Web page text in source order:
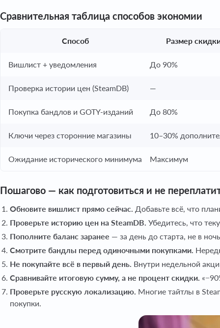
Сравнительная таблица способов экономии
Способ Размер
Вишлист + уведомления До 90%
Проверка истории цен (SteamDB) —
Покупка бандлов и GOTY-изданий До 80%
Ключи через сторонние магазины 10–30%
Ожидание исторического минимума Максимум
Пошагово — как подготовиться и не
Обновите вишлист прямо сейчас. Добавьте всё, что
Проверьте историю цен на SteamDB. Убедитесь, что
Пополните баланс заранее — за день до старта, не в
Смотрите бандлы перед одиночными покупками.
Не покупайте всё в первый день. Внутри недельной
Сравнивайте итоговую сумму, а не процент скидки.
Проверьте русскую локализацию. Многие тайтлы в
покупки.